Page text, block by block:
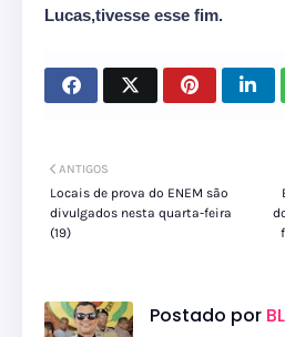
Lucas,tivesse esse fim.
ANTIGOS
Locais de prova do ENEM são
divulgados nesta quarta-feira
(19)
Postado por